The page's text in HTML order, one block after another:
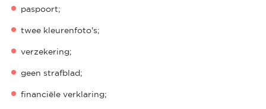
paspoort;
twee kleurenfoto's;
verzekering;
geen strafblad;
financiële verklaring;